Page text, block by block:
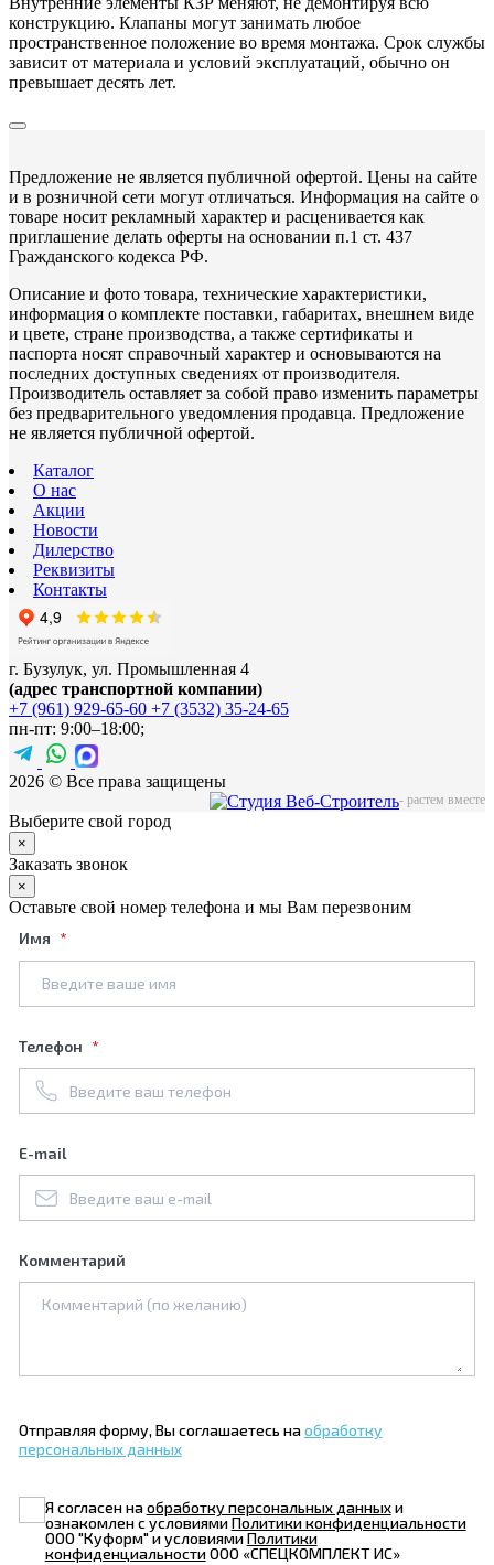
конструкцию. Клапаны могут занимать любое
пространственное положение во время монтажа. Срок службы
зависит от материала и условий эксплуатаций, обычно он
превышает десять лет.
Предложение не является публичной офертой. Цены на сайте
и в розничной сети могут отличаться. Информация на сайте о
товаре носит рекламный характер и расценивается как
приглашение делать оферты на основании п.1 ст. 437
Гражданского кодекса РФ.
Описание и фото товара, технические характеристики,
информация о комплекте поставки, габаритах, внешнем виде
и цвете, стране производства, а также сертификаты и
паспорта носят справочный характер и основываются на
последних доступных сведениях от производителя.
Производитель оставляет за собой право изменить параметры
без предварительного уведомления продавца. Предложение
не является публичной офертой.
Каталог
О нас
Акции
Новости
Дилерство
Реквизиты
Контакты
г. Бузулук, ул. Промышленная 4
(адрес транспортной компании)
+7 (961) 929-65-60 +7 (3532) 35-24-65
пн-пт: 9:00–18:00;
2026 © Все права защищены
- растем вместе
Выберите свой город
×
Заказать звонок
×
Оставьте свой номер телефона и мы Вам перезвоним
Имя
Телефон
E-mail
Комментарий
Отправляя форму, Вы соглашаетесь наобработку
персональных данных
Я согласен наобработку персональных данныхи
ознакомлен с условиямиПолитики конфиденциальности
ООО "Куформ" и условиямиПолитики
конфиденциальностиООО «СПЕЦКОМПЛЕКТ ИС»